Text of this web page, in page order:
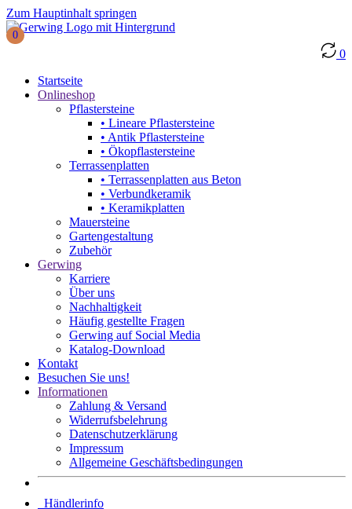
Zum Hauptinhalt springen
0
0
Startseite
Onlineshop
Pflastersteine
• Lineare Pflastersteine
• Antik Pflastersteine
• Ökopflastersteine
Terrassenplatten
• Terrassenplatten aus Beton
• Verbundkeramik
• Keramikplatten
Mauersteine
Gartengestaltung
Zubehör
Gerwing
Karriere
Über uns
Nachhaltigkeit
Häufig gestellte Fragen
Gerwing auf Social Media
Katalog-Download
Kontakt
Besuchen Sie uns!
Informationen
Zahlung & Versand
Widerrufsbelehrung
Datenschutz­erklärung
Impressum
Allgemeine Geschäftsbedingungen
Händlerinfo